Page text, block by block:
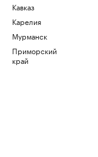
Кавказ
Карелия
Мурманск
Приморский
край